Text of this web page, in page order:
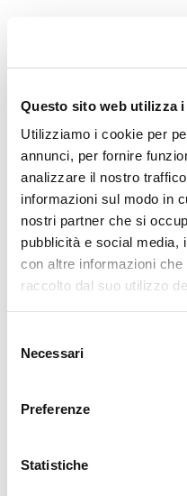
Questo sito web utilizza
Utilizziamo i cookie per
annunci, per fornire
analizzare il nostro
informazioni sul modo in
nostri partner che si
pubblicità e social media,
con altre informazioni
raccolto dal suo utilizzo
delNecessari
Preferenze
Statistiche
Direttore artistico
Professori
La Storia
I Protagonisti
I Festival
Regolamento di
Area Tecnica
Calendario
Cartellone
I Pomeriggi Musicali
Teatro Dal Verme
Biglietteria